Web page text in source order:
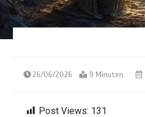
26/06/2026 9 Minuten
Post Views: 131